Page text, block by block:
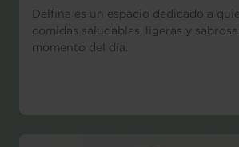
Delfina es un espacio dedicado a
comidas saludables, ligeras y
momento del día.